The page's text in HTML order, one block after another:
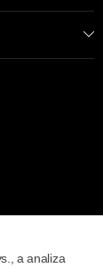
a analiza